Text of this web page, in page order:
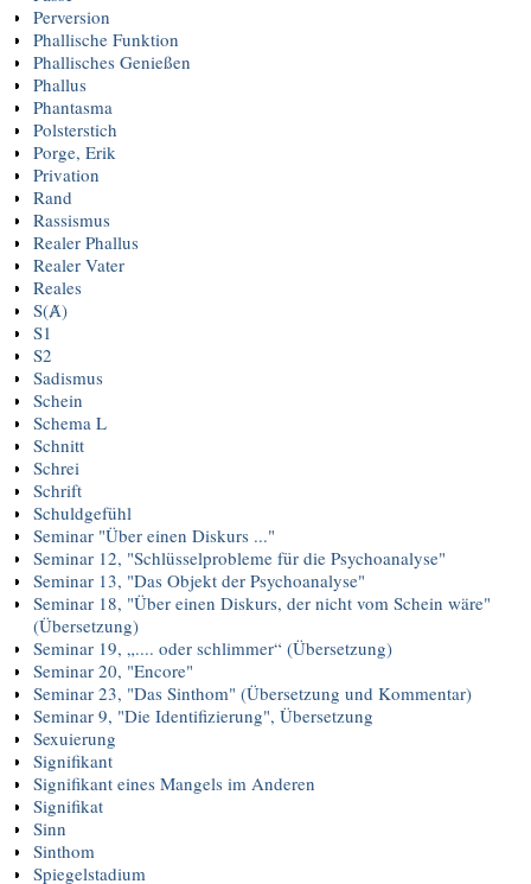
Perversion
Phallische Funktion
Phallisches Genießen
Phallus
Phantasma
Polsterstich
Porge, Erik
Privation
Rand
Rassismus
Realer Phallus
Realer Vater
Reales
S(Ⱥ)
S1
S2
Sadismus
Schein
Schema L
Schnitt
Schrei
Schrift
Schuldgefühl
Seminar "Über einen Diskurs ..."
Seminar 12, "Schlüsselprobleme für die Psychoanalyse"
Seminar 13, "Das Objekt der Psychoanalyse"
Seminar 18, "Über einen Diskurs, der nicht vom Schein wäre"
(Übersetzung)
Seminar 19, „.... oder schlimmer“ (Übersetzung)
Seminar 20, "Encore"
Seminar 23, "Das Sinthom" (Übersetzung und Kommentar)
Seminar 9, "Die Identifizierung", Übersetzung
Sexuierung
Signifikant
Signifikant eines Mangels im Anderen
Signifikat
Sinn
Sinthom
Spiegelstadium